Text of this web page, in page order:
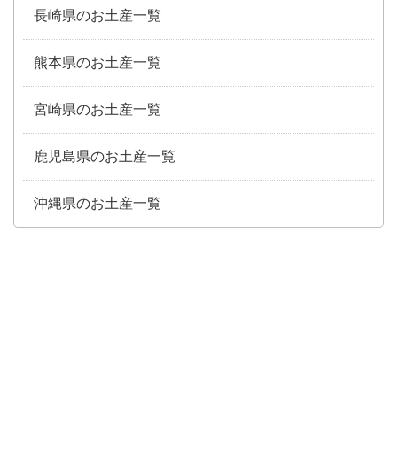
長崎県のお土産一覧
熊本県のお土産一覧
宮崎県のお土産一覧
鹿児島県のお土産一覧
沖縄県のお土産一覧